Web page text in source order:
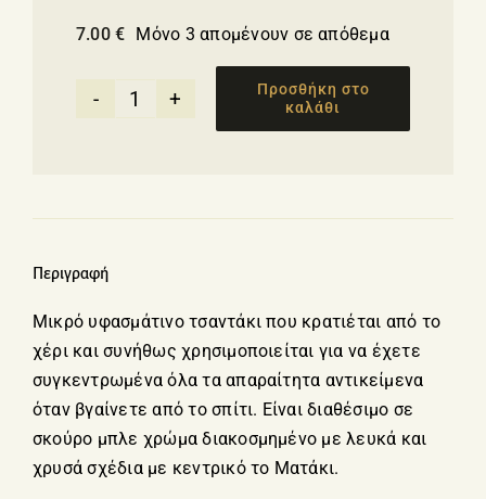
7.00€ Μόνο 3 απομένουν σε απόθεμα
Τσαντάκι
Προσθήκη στο
καλάθι
Περιγραφή
Μικρό υφασμάτινο τσαντάκι που κρατιέται από το
χέρι και συνήθως χρησιμοποιείται για να έχετε
συγκεντρωμένα όλα τα απαραίτητα αντικείμενα
όταν βγαίνετε από το σπίτι. Είναι διαθέσιμο σε
σκούρο μπλε χρώμα διακοσμημένο με λευκά και
χρυσά σχέδια με κεντρικό το Ματάκι.